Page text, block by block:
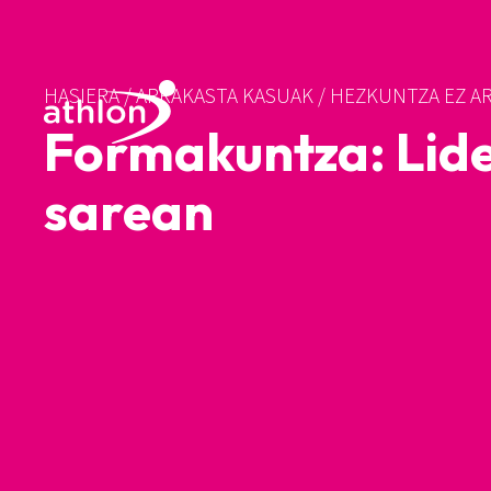
HASIERA/ARRAKASTA KASUAK/ HEZKUNTZA EZ
Formakuntza:
sarean